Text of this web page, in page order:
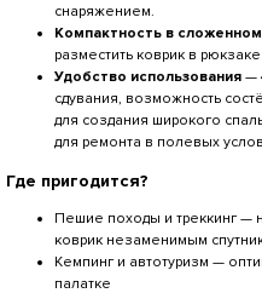
снаряжением.
Компактность в
разместить коврик в
Удобство использования —
сдувания, возможность
для создания широкого
для ремонта в полевых
Где пригодится?
Пешие походы и треккинг —
коврик незаменимым
Кемпинг и автотуризм —
палатке